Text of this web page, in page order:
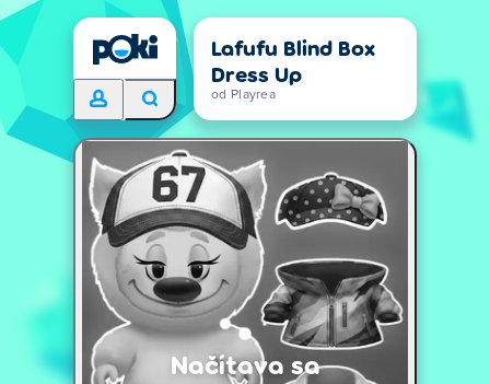
Lafufu Blind Box
Dress Up
od Playrea
Načítava sa